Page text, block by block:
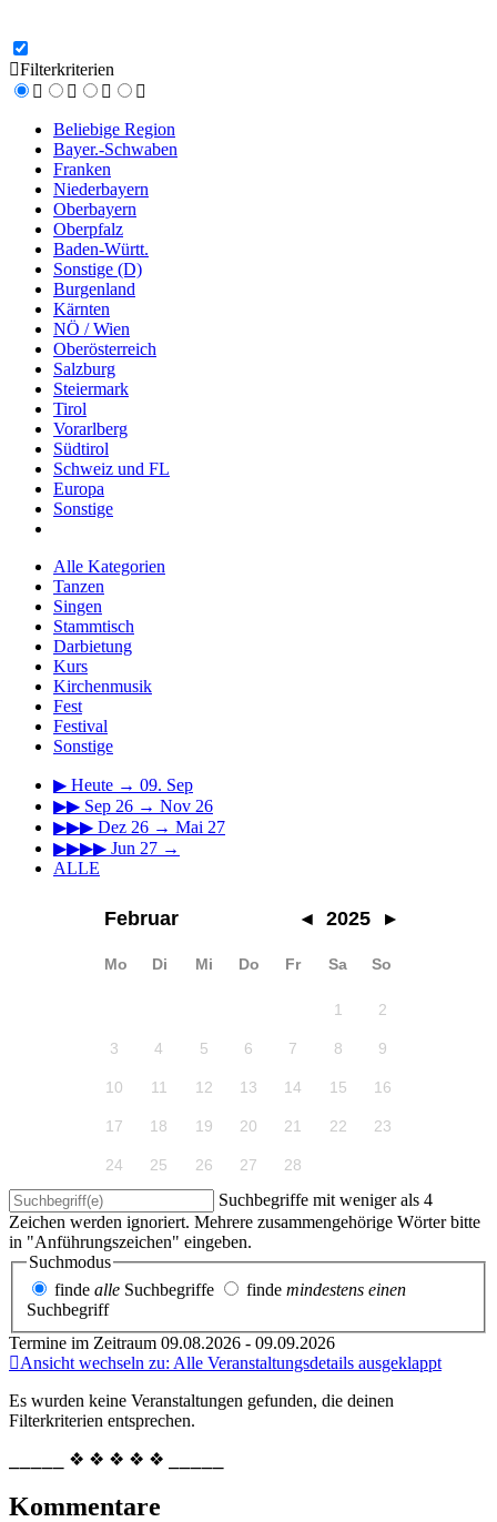
Filterkriterien
Beliebige Region
Bayer.-Schwaben
Franken
Niederbayern
Oberbayern
Oberpfalz
Baden-Württ.
Sonstige (D)
Burgenland
Kärnten
NÖ / Wien
Oberösterreich
Salzburg
Steiermark
Tirol
Vorarlberg
Südtirol
Schweiz und FL
Europa
Sonstige
Alle Kategorien
Tanzen
Singen
Stammtisch
Darbietung
Kurs
Kirchenmusik
Fest
Festival
Sonstige
▶ Heute → 09. Sep
▶▶ Sep 26 → Nov 26
▶▶▶ Dez 26 → Mai 27
▶▶▶▶ Jun 27 →
ALLE
Februar ◂ 2025 ▸
Mo Di Mi Do Fr Sa So
1 2
3 4 5 6 7 8 9
10 11 12 13 14 15 16
17 18 19 20 21 22 23
24 25 26 27 28
Suchbegriffe mit weniger als 4
Zeichen werden ignoriert. Mehrere zusammengehörige Wörter bitte
in "Anführungszeichen" eingeben.
Suchmodus
finde alle Suchbegriffe finde mindestens einen
Suchbegriff
Termine im Zeitraum 09.08.2026 - 09.09.2026
Ansicht wechseln zu: Alle Veranstaltungsdetails ausgeklappt
Es wurden keine Veranstaltungen gefunden, die deinen
Filterkriterien entsprechen.
⎯⎯⎯⎯⎯ ❖ ❖ ❖ ❖ ❖ ⎯⎯⎯⎯⎯
Kommentare